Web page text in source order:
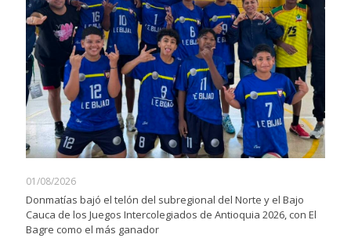
01/08/2026
Donmatías bajó el telón del subregional del Norte y el Bajo
Cauca de los Juegos Intercolegiados de Antioquia 2026, con El
Bagre como el más ganador